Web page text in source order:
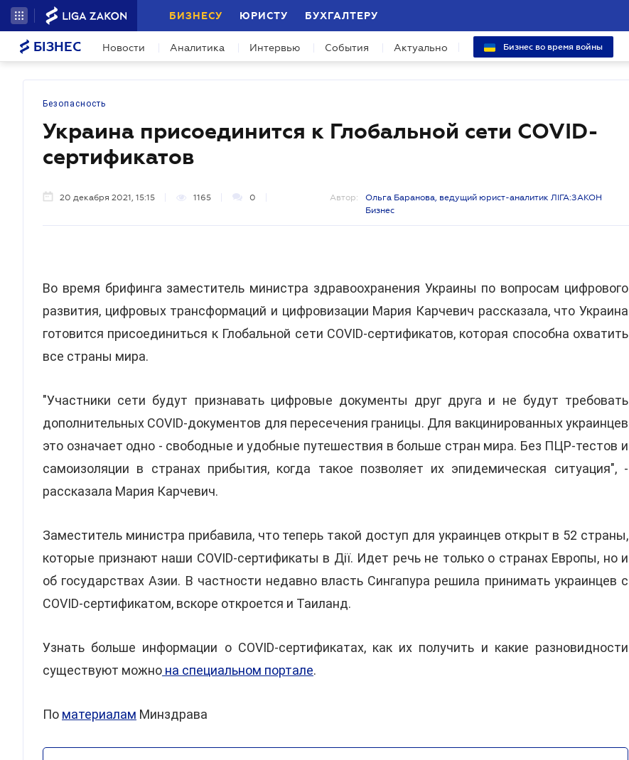
БИЗНЕСУ ЮРИСТУ БУХГАЛТЕРУ
БІЗНЕС Новости Аналитика Интервью События Актуально Бизнес во время войны
Безопасность
Украина присоединится к Глобальной сети COVID-
сертификатов
20 декабря 2021, 15:15 1165 0 Автор:
Ольга Баранова, ведущий юрист-аналитик ЛІГА:ЗАКОН
Бизнес
Во время брифинга заместитель министра здравоохранения Украины по вопросам цифрового
развития, цифровых трансформаций и цифровизации Мария Карчевич рассказала, что Украина
готовится присоединиться к Глобальной сети COVID-сертификатов, которая способна охватить
все страны мира.
"Участники сети будут признавать цифровые документы друг друга и не будут требовать
дополнительных COVID-документов для пересечения границы. Для вакцинированных украинцев
это означает одно - свободные и удобные путешествия в больше стран мира. Без ПЦР-тестов и
самоизоляции в странах прибытия, когда такое позволяет их эпидемическая ситуация", -
рассказала Мария Карчевич.
Заместитель министра прибавила, что теперь такой доступ для украинцев открыт в 52 страны,
которые признают наши COVID-сертификаты в Дії. Идет речь не только о странах Европы, но и
об государствах Азии. В частности недавно власть Сингапура решила принимать украинцев с
COVID-сертификатом, вскоре откроется и Таиланд.
Узнать больше информации о COVID-сертификатах, как их получить и какие разновидности
существуют можно на специальном портале.
По материалам Минздрава